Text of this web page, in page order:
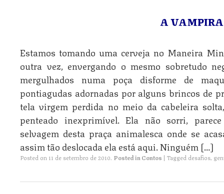
A VAMPIRA
Estamos tomando uma cerveja no Maneira
outra vez, envergando o mesmo sobretudo
mergulhados numa poça disforme de
pontiagudas adornadas por alguns brincos de
tela virgem perdida no meio da cabeleira
penteado inexprimível. Ela não sorri,
selvagem desta praça animalesca onde se
assim tão deslocada ela está aqui. Ninguém […]
Posted on 11 de setembro de 2010. Posted in Contos | Tagged desafios,